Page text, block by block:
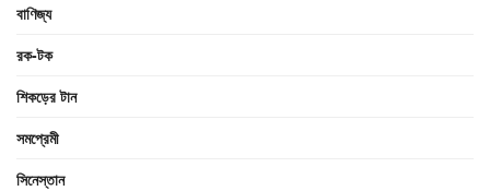
বাণিজ্য
রক-টক
শিকড়ের টান
সমপ্রেমী
সিনেস্তান